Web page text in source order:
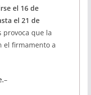
el 16 de
el 21 de
provoca que la
el firmamento a
–